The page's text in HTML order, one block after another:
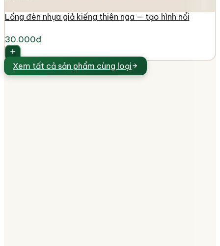
Lồng đèn nhựa giả kiếng thiên nga — tạo hình nổi
30.000đ
Xem tất cả sản phẩm cùng loại